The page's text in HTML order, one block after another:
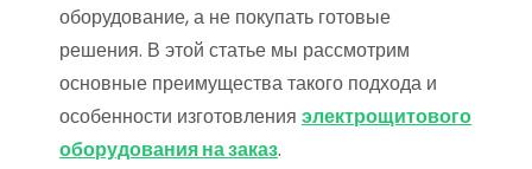
оборудование, а не покупать готовые
решения. В этой статье мы рассмотрим
основные преимущества такого подхода и
особенности изготовления электрощитового
оборудования на заказ.